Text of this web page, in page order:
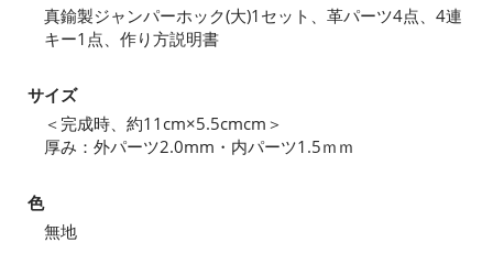
真鍮製ジャンパーホック(大)1セット、革パーツ4点、4連
キー1点、作り方説明書
サイズ
＜完成時、約11cm×5.5cmcm＞
厚み：外パーツ2.0mm・内パーツ1.5ｍｍ
色
無地